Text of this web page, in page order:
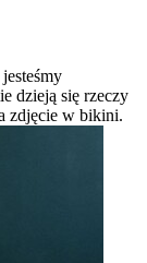
dzieją się rzeczy
zdjęcie w bikini.